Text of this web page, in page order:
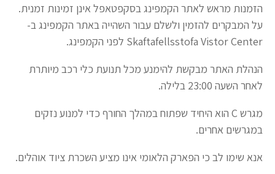
הזמנות מראש לאתר הקמפינג בסקפטאפל אינן זמינות זמנית.
על המבקרים להזמין ולשלם עבור השהייה באתר הקמפינג ב-
Skaftafellsstofa Vistor Center לפני הקמפינג.
הנהלת האתר מבקשת להימנע מכל תנועת כלי רכב מיותרת
לאחר השעה 23:00 בלילה.
מגרש C הוא היחיד שפתוח במהלך החורף כדי למנוע נזקים
במגרשים אחרים.
אנא שימו לב כי הפארק הלאומי אינו מציע השכרת ציוד אוהלים.